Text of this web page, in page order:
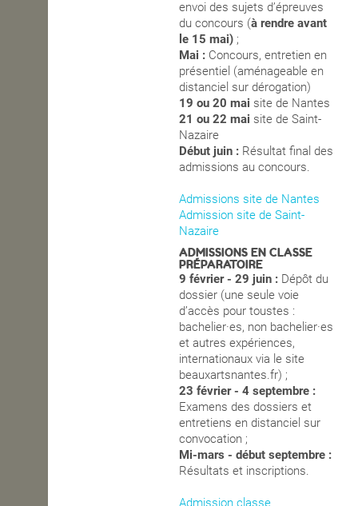
envoi des sujets d’épreuves
du concours (à rendre avant
le 15 mai) ;
Mai : Concours, entretien en
présentiel (aménageable en
distanciel sur dérogation)
19 ou 20 mai site de Nantes
21 ou 22 mai site de Saint-
Nazaire
Début juin : Résultat final des
admissions au concours.
Admissions site de Nantes
Admission site de Saint-
Nazaire
ADMISSIONS EN CLASSE
PRÉPARATOIRE
9 février - 29 juin : Dépôt du
dossier (une seule voie
d’accès pour toustes :
bachelier·es, non bachelier·es
et autres expériences,
internationaux via le site
beauxartsnantes.fr) ;
23 février - 4 septembre :
Examens des dossiers et
entretiens en distanciel sur
convocation ;
Mi-mars - début septembre :
Résultats et inscriptions.